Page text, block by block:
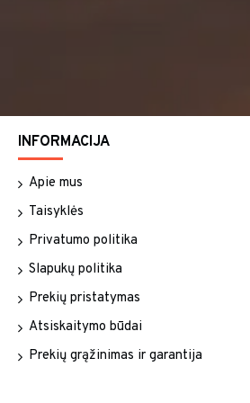
INFORMACIJA
Apie mus
Taisyklės
Privatumo politika
Slapukų politika
Prekių pristatymas
Atsiskaitymo būdai
Prekių grąžinimas ir garantija